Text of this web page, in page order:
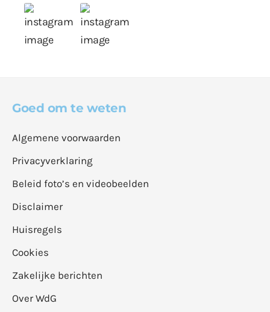
Goed om te weten
Algemene voorwaarden
Privacyverklaring
Beleid foto’s en videobeelden
Disclaimer
Huisregels
Cookies
Zakelijke berichten
Over WdG